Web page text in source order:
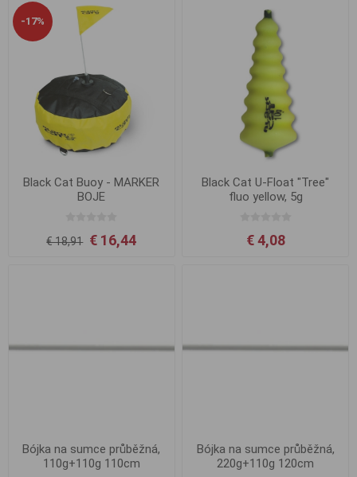
-17%
Black Cat Buoy - MARKER
BOJE
€ 18,91 € 16,44
Black Cat U-Float "Tree"
fluo yellow, 5g
€ 4,08
Bójka na sumce průběžná,
110g+110g 110cm
Bójka na sumce průběžná,
220g+110g 120cm